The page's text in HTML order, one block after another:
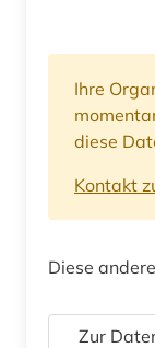
Ihre
diese
Kontakt
Diese
Zur